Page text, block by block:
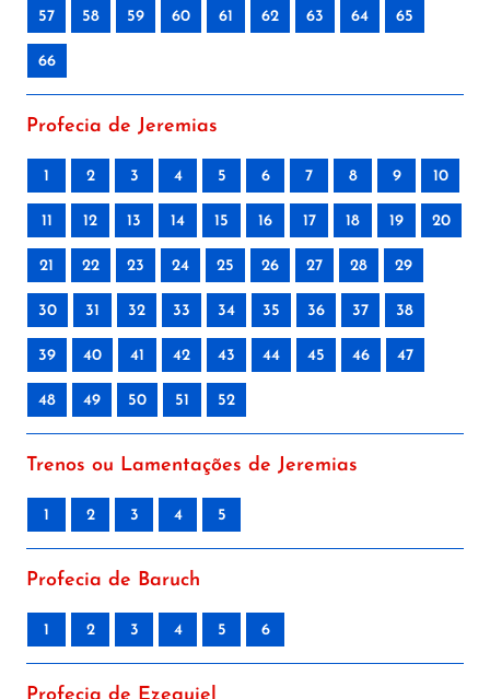
57 58 59 60 61 62 63 64 65
66
Profecia de Jeremias
1 2 3 4 5 6 7 8 9 10
11 12 13 14 15 16 17 18 19 20
21 22 23 24 25 26 27 28 29
30 31 32 33 34 35 36 37 38
39 40 41 42 43 44 45 46 47
48 49 50 51 52
Trenos ou Lamentações de Jeremias
1 2 3 4 5
Profecia de Baruch
1 2 3 4 5 6
Profecia de Ezequiel